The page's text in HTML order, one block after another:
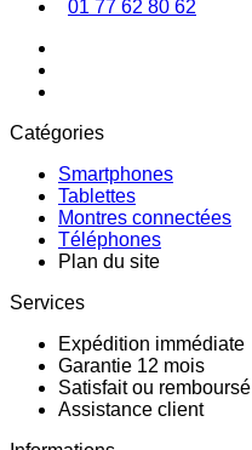
01 77 62 80 62
Catégories
Smartphones
Tablettes
Montres connectées
Téléphones
Plan du site
Services
Expédition immédiate
Garantie 12 mois
Satisfait ou remboursé
Assistance client